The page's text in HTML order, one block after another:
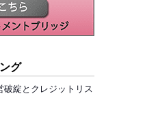
グ
破綻とクレジットリス